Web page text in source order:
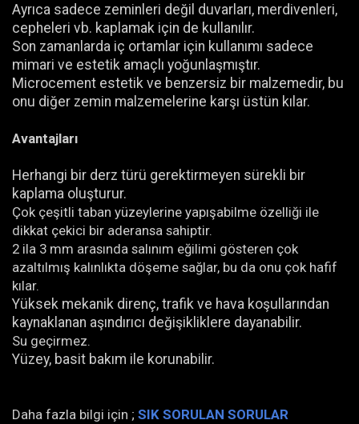
Ayrıca sadece zeminleri değil duvarları, merdivenleri,
cepheleri vb. kaplamak için de kullanılır.
Son zamanlarda iç ortamlar için kullanımı sadece
mimari ve estetik amaçlı yoğunlaşmıştır.
Microcement estetik ve benzersiz bir malzemedir, bu
onu diğer zemin malzemelerine karşı üstün kılar.
Avantajları
Herhangi bir derz türü gerektirmeyen sürekli bir
kaplama oluşturur.
Çok çeşitli taban yüzeylerine yapışabilme özelliği ile
dikkat çekici bir aderansa sahiptir.
2 ila 3 mm arasında salınım eğilimi gösteren çok
azaltılmış kalınlıkta döşeme sağlar, bu da onu çok hafif
kılar.
Yüksek mekanik direnç, trafik ve hava koşullarından
kaynaklanan aşındırıcı değişikliklere dayanabilir.
Su geçirmez.
Yüzey, basit bakım ile korunabilir.
Daha fazla bilgi için ; SIK SORULAN SORULAR